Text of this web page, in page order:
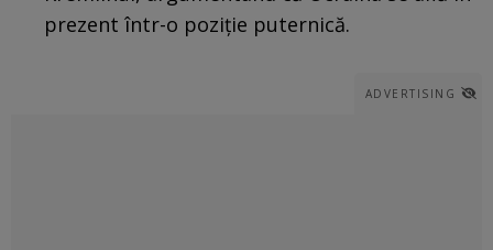
prezent într-o poziție puternică.
ADVERTISING